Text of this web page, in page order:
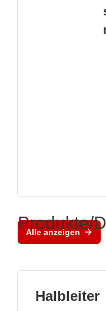
Alle anzeigen
Produkte/
Halbleiter